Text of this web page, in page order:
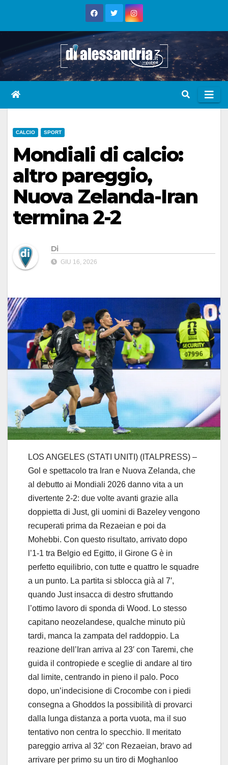
CALCIO SPORT
Mondiali di calcio:
altro pareggio,
Nuova Zelanda-Iran
termina 2-2
Di
GIU 16, 2026
LOS ANGELES (STATI UNITI) (ITALPRESS) –
Gol e spettacolo tra Iran e Nuova Zelanda, che
al debutto ai Mondiali 2026 danno vita a un
divertente 2-2: due volte avanti grazie alla
doppietta di Just, gli uomini di Bazeley vengono
recuperati prima da Rezaeian e poi da
Mohebbi. Con questo risultato, arrivato dopo
l’1-1 tra Belgio ed Egitto, il Girone G è in
perfetto equilibrio, con tutte e quattro le squadre
a un punto. La partita si sblocca già al 7′,
quando Just insacca di destro sfruttando
l’ottimo lavoro di sponda di Wood. Lo stesso
capitano neozelandese, qualche minuto più
tardi, manca la zampata del raddoppio. La
reazione dell’Iran arriva al 23′ con Taremi, che
guida il contropiede e sceglie di andare al tiro
dal limite, centrando in pieno il palo. Poco
dopo, un’indecisione di Crocombe con i piedi
consegna a Ghoddos la possibilità di provarci
dalla lunga distanza a porta vuota, ma il suo
tentativo non centra lo specchio. Il meritato
pareggio arriva al 32′ con Rezaeian, bravo ad
arrivare per primo su un tiro di Moghanloo